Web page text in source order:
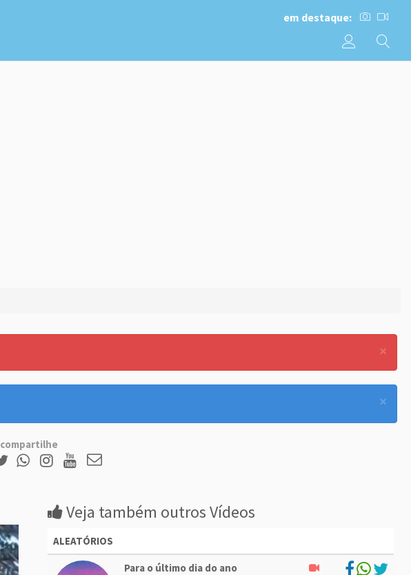
em destaque:
×
×
compartilhe
Veja também outros Vídeos
ALEATÓRIOS
Para o último dia do ano